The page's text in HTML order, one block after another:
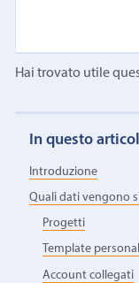
Hai trovato utile
In questo
Introduzione
Quali dati vengono
Progetti
Template
Account collegati